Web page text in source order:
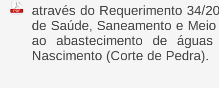
através do Requerimento 34/
de Saúde, Saneamento e
ao abastecimento de
Nascimento (Corte de Pedra).